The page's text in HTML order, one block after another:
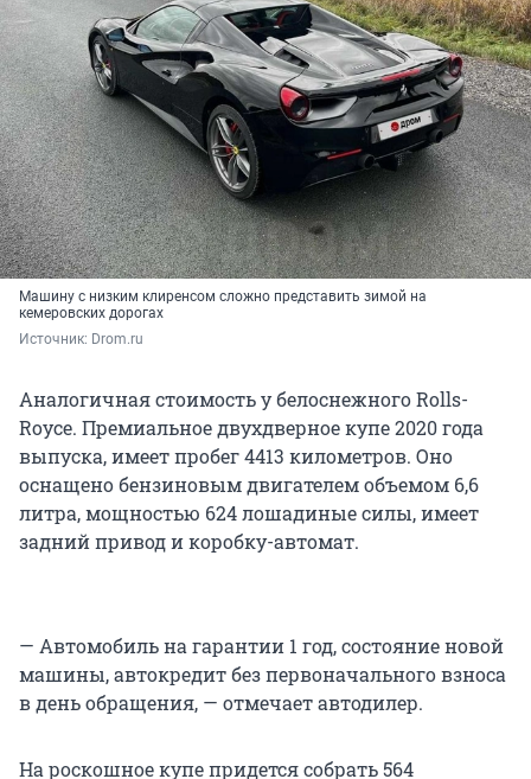
Машину с низким клиренсом сложно представить зимой на
кемеровских дорогах
Источник: Drom.ru
Аналогичная стоимость у белоснежного Rolls-
Royce. Премиальное двухдверное купе 2020 года
выпуска, имеет пробег 4413 километров. Оно
оснащено бензиновым двигателем объемом 6,6
литра, мощностью 624 лошадиные силы, имеет
задний привод и коробку-автомат.
— Автомобиль на гарантии 1 год, состояние новой
машины, автокредит без первоначального взноса
в день обращения, — отмечает автодилер.
На роскошное купе придется собрать 564